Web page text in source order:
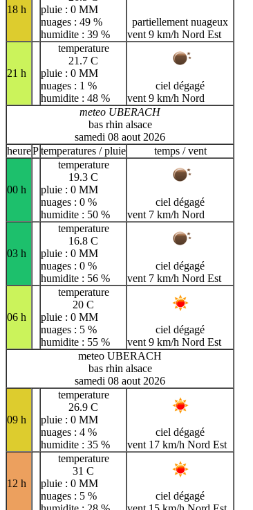
18 h
pluie : 0 MM
nuages : 49 %
humidite : 39 %
partiellement nuageux
vent 9 km/h Nord Est
21 h
temperature
21.7 C
pluie : 0 MM
nuages : 1 %
humidite : 48 %
ciel dégagé
vent 9 km/h Nord
meteo UBERACH
bas rhin alsace
samedi 08 aout 2026
heurePtemperatures / pluie temps / vent
00 h
temperature
19.3 C
pluie : 0 MM
nuages : 0 %
humidite : 50 %
ciel dégagé
vent 7 km/h Nord
03 h
temperature
16.8 C
pluie : 0 MM
nuages : 0 %
humidite : 56 %
ciel dégagé
vent 7 km/h Nord Est
06 h
temperature
20 C
pluie : 0 MM
nuages : 5 %
humidite : 55 %
ciel dégagé
vent 9 km/h Nord Est
meteo UBERACH
bas rhin alsace
samedi 08 aout 2026
09 h
temperature
26.9 C
pluie : 0 MM
nuages : 4 %
humidite : 35 %
ciel dégagé
vent 17 km/h Nord Est
12 h
temperature
31 C
pluie : 0 MM
nuages : 5 %
ciel dégagé